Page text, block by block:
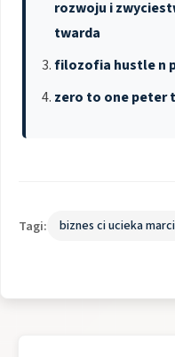
rozwoju i
twarda
filozofia hustle n
zero to one peter
Tagi: biznes ci ucieka